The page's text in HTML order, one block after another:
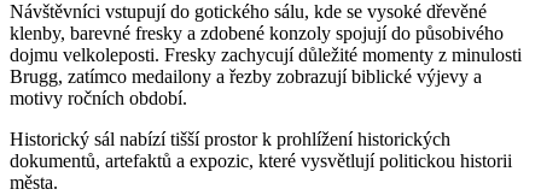
Návštěvníci vstupují do gotického sálu, kde se vysoké dřevěné
klenby, barevné fresky a zdobené konzoly spojují do působivého
dojmu velkoleposti. Fresky zachycují důležité momenty z minulosti
Brugg, zatímco medailony a řezby zobrazují biblické výjevy a
motivy ročních období.
Historický sál nabízí tišší prostor k prohlížení historických
dokumentů, artefaktů a expozic, které vysvětlují politickou historii
města.